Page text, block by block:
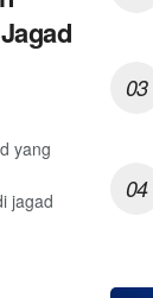
yang
jagad